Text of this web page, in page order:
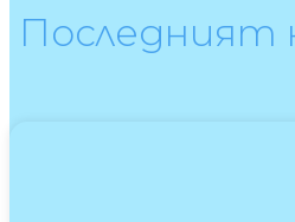
Последният